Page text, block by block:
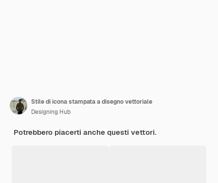
Stile di icona stampata a disegno vettoriale
Designing Hub
Potrebbero piacerti anche questi vettori.